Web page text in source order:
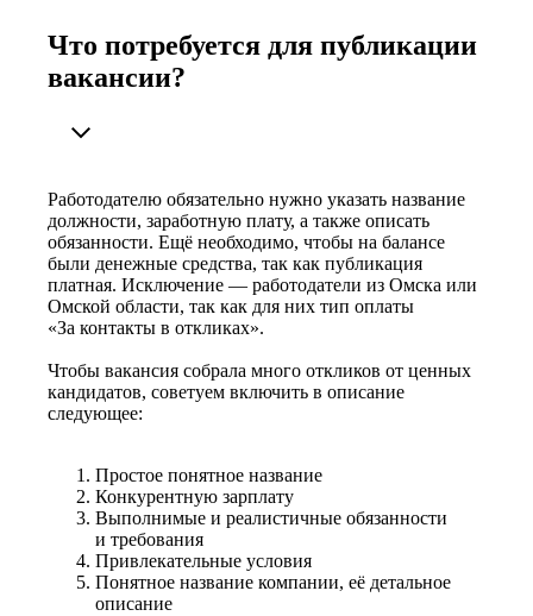
Что потребуется для публикации
вакансии?
Работодателю обязательно нужно указать название
должности, заработную плату, а также описать
обязанности. Ещё необходимо, чтобы на балансе
были денежные средства, так как публикация
платная. Исключение — работодатели из Омска или
Омской области, так как для них тип оплаты
«За контакты в откликах».
Чтобы вакансия собрала много откликов от ценных
кандидатов, советуем включить в описание
следующее:
Простое понятное название
Конкурентную зарплату
Выполнимые и реалистичные обязанности
и требования
Привлекательные условия
Понятное название компании, её детальное
описание